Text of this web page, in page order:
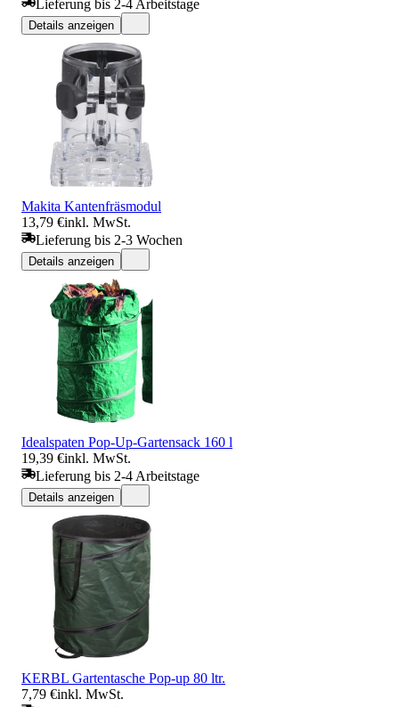
Lieferung bis 2-4 Arbeitstage
Details anzeigen
Makita Kantenfräsmodul
13,79 €inkl. MwSt.
Lieferung bis 2-3 Wochen
Details anzeigen
Idealspaten Pop-Up-Gartensack 160 l
19,39 €inkl. MwSt.
Lieferung bis 2-4 Arbeitstage
Details anzeigen
KERBL Gartentasche Pop-up 80 ltr.
7,79 €inkl. MwSt.